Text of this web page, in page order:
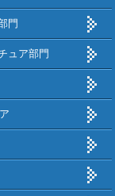
門
ュア部門